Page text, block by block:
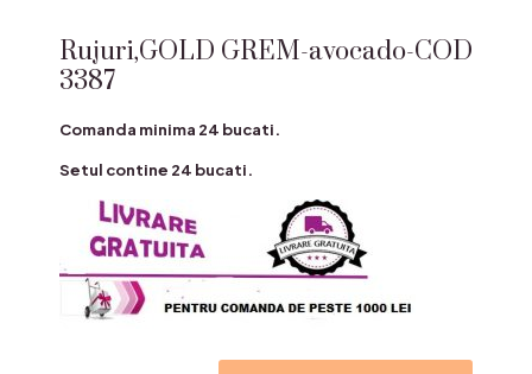
Rujuri,GOLD GREM-avocado-COD
3387
Comanda minima 24 bucati.
Setul contine 24 bucati.